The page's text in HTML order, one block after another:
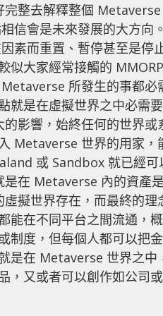
整去解釋整個
信會是未來發展的大方向
素而重置、暫停甚至是停
似大家經常接觸的
所發生的事都必
就是在虛擬世界之中必需
影響，始終任何的世界或
Metaverse 世界的用家，
或 Sandbox 就已經可
在 Metaverse 內的資產
擬世界存在，而最終的理
能在不同平台之間流通，
制度，但每個人都可以把
是在 Metaverse 世界之中
，又或者可以創作如公司